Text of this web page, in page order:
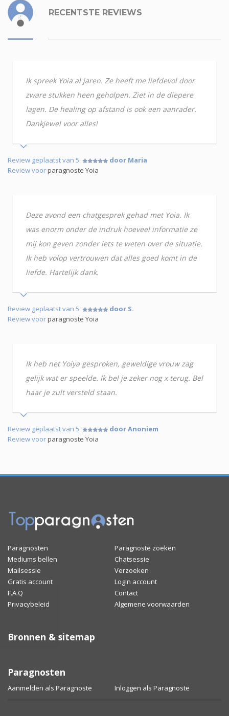
RECENTSTE REVIEWS
Ik spreek Yoia al jaren. Ze heeft me liefdevol door
zware stukken heen geholpen. Ziet in de diepere
lagen. De healing op afstand is ook een aanrader.
Dankjewel voor alles!
Review geplaatst van 5
door Maria
Review voorparagnoste Yoia
Deze avond een chatgesprek gehad met Yoia. Ik
was enorm onder de indruk hoeveel informatie ze
mij kon geven zonder iets te weten over de situatie.
Ik heb volop vertrouwen dat alles goed komt in de
liefde. Hartelijk dank.
Review geplaatst van 5
door S.
Review voorparagnoste Yoia
Ik heb net Yoiya gesproken, geweldige vrouw zag
gelijk wat er speelde. Ik bel je zeker nog x terug. Bel
haar je zult versteld staan.
Review geplaatst van 5
door Anoniem
Review voorparagnoste Yoia
Paragnosten
Paragnoste zoeken
Mediums bellen
Chatsessie
Mailsessie
Verzoeken
Gratis account
Login account
F.A.Q
Contact
Privacybeleid
Algemene voorwaarden
Bronnen & sitemap
Paragnosten
Aanmelden als Paragnoste Inloggen als Paragnoste